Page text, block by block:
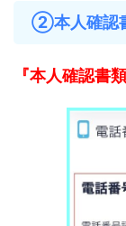
②本人確認
『本人確認書